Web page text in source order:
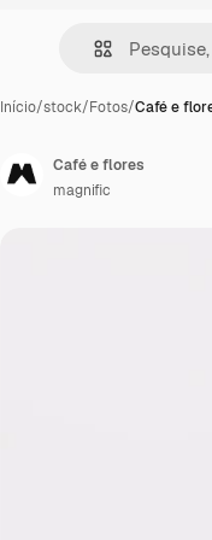
Início/stock/Fotos/Café e
Café e flores
magnific